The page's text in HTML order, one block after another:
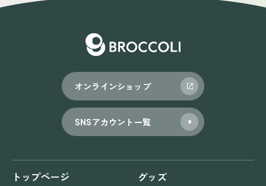
ゲ
オンラインショップ
SNSアカウント一覧
トップページ グッズ